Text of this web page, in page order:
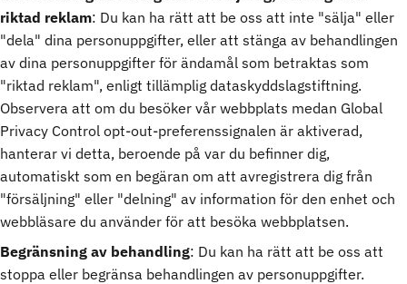
riktad reklam: Du kan ha rätt att be oss att inte "sälja" eller
"dela" dina personuppgifter, eller att stänga av behandlingen
av dina personuppgifter för ändamål som betraktas som
"riktad reklam", enligt tillämplig dataskyddslagstiftning.
Observera att om du besöker vår webbplats medan Global
Privacy Control opt-out-preferenssignalen är aktiverad,
hanterar vi detta, beroende på var du befinner dig,
automatiskt som en begäran om att avregistrera dig från
"försäljning" eller "delning" av information för den enhet och
webbläsare du använder för att besöka webbplatsen.
Begränsning av behandling: Du kan ha rätt att be oss att
stoppa eller begränsa behandlingen av personuppgifter.